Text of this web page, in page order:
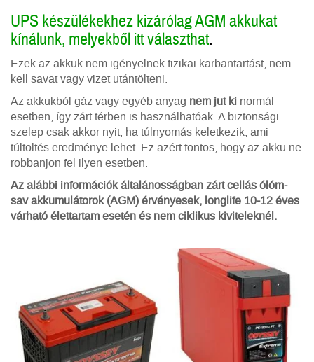
UPS készülékekhez kizárólag AGM akkukat
kínálunk, melyekből itt választhat.
Ezek az akkuk nem igényelnek fizikai karbantartást, nem
kell savat vagy vizet utántölteni.
Az akkukból gáz vagy egyéb anyag nem jut ki normál
esetben, így zárt térben is használhatóak. A biztonsági
szelep csak akkor nyit, ha túlnyomás keletkezik, ami
túltöltés eredménye lehet. Ez azért fontos, hogy az akku ne
robbanjon fel ilyen esetben.
Az alábbi információk általánosságban zárt cellás ólóm-
sav akkumulátorok (AGM) érvényesek, longlife 10-12 éves
várható élettartam esetén és nem ciklikus kiviteleknél.